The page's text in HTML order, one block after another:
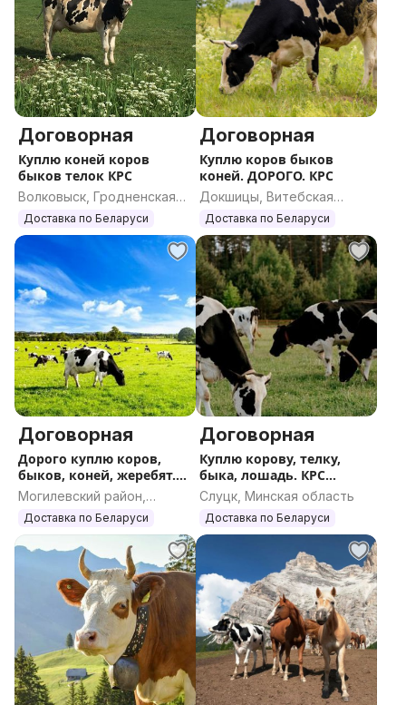
Договорная
Куплю коней коров
быков телок КРС
Волковыск, Гродненская
область
Доставка по Беларуси
Договорная
Куплю коров быков
коней. ДОРОГО. КРС
Докшицы, Витебская
область
Доставка по Беларуси
Договорная
Дорого куплю коров,
быков, коней, жеребят.
КРС
Могилевский район,
Могилевская область
Доставка по Беларуси
Договорная
Куплю корову, телку,
быка, лошадь. КРС
ДОРОГО
Слуцк, Минская область
Доставка по Беларуси